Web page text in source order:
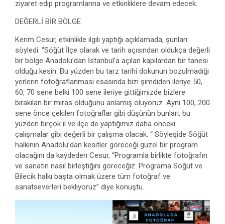
ziyaret edip programlarına ve etkinliklere devam edecek.
DEĞERLİ BİR BÖLGE
Kerim Cesur, etkinlikle ilgili yaptığı açıklamada, şunları
söyledi: “Söğüt İlçe olarak ve tarih açısından oldukça değerli
bir bölge Anadolu’dan İstanbul’a açılan kapılardan bir tanesi
olduğu kesin. Bu yüzden bu tarz tarihi dokunun bozulmadığı
yerlerin fotoğraflanması esasında bizi şimdiden ileriye 50,
60, 70 sene belki 100 sene ileriye gittiğimizde bizlere
bırakılan bir miras olduğunu anlamış oluyoruz. Aynı 100, 200
sene önce çekilen fotoğraflar gibi düşünün bunları, bu
yüzden birçok il ve ilçe de yaptığımız daha önceki
çalışmalar gibi değerli bir çalışma olacak. “ Söyleşide Söğüt
halkının Anadolu’dan kesitler göreceği güzel bir program
olacağını da kaydeden Cesur, “Programla birlikte fotoğrafın
ve sanatın nasıl birleştiğini göreceğiz. Programa Söğüt ve
Bilecik halkı başta olmak üzere tüm fotoğraf ve
sanatseverleri bekliyoruz” diye konuştu.